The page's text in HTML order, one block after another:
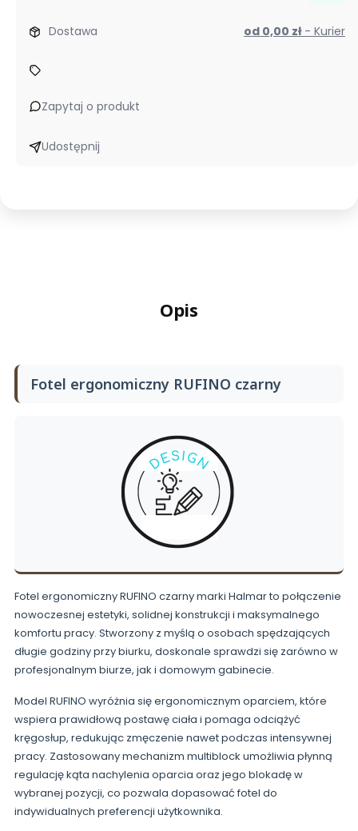
Dostawa od 0,00 zł - Kurier
Zapytaj o produkt
Udostępnij
Opis
Fotel ergonomiczny RUFINO czarny
Fotel ergonomiczny RUFINO czarny marki Halmar to połączenie
nowoczesnej estetyki, solidnej konstrukcji i maksymalnego
komfortu pracy. Stworzony z myślą o osobach spędzających
długie godziny przy biurku, doskonale sprawdzi się zarówno w
profesjonalnym biurze, jak i domowym gabinecie.
Model RUFINO wyróżnia się ergonomicznym oparciem, które
wspiera prawidłową postawę ciała i pomaga odciążyć
kręgosłup, redukując zmęczenie nawet podczas intensywnej
pracy. Zastosowany mechanizm multiblock umożliwia płynną
regulację kąta nachylenia oparcia oraz jego blokadę w
wybranej pozycji, co pozwala dopasować fotel do
indywidualnych preferencji użytkownika.